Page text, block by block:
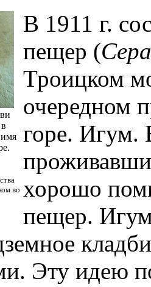
во
В 1911 г.
пещер (
Троицком
очередном
горе. Игум.
хорошо
пещер.
Эту идею